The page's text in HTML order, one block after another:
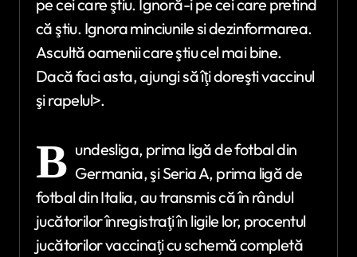
pe cei care ştiu. Ignoră-i pe cei care pretind
că ştiu. Ignora minciunile si dezinformarea.
Ascultă oamenii care ştiu cel mai bine.
Dacă faci asta, ajungi să îţi doreşti vaccinul
şi rapelul>.
B undesliga, prima ligă de fotbal din
Germania, şi Seria A, prima ligă de
fotbal din Italia, au transmis că în rândul
jucătorilor înregistraţi în ligile lor, procentul
jucătorilor vaccinaţi cu schemă completă